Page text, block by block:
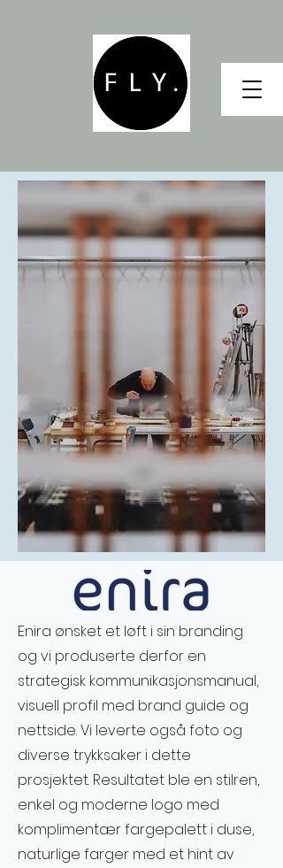
Enira ønsket et løft i sin branding
og vi produserte derfor en
strategisk kommunikasjonsmanual,
visuell profil med brand guide og
nettside. Vi leverte også foto og
diverse trykksaker i dette
prosjektet. Resultatet ble en stilren,
enkel og moderne logo med
komplimentær fargepalett i duse,
naturlige farger med et hint av